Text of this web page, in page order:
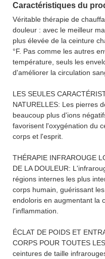
Caractéristiques du
Véritable thérapie de
douleur : avec le meilleur
plus élevée de la ceinture
°F. Pas comme les autres
température, seuls les
d'améliorer la circulation
LES SEULES
NATURELLES: Les pierres
beaucoup plus d'ions
favorisent l'oxygénation du
corps et l'esprit.
THÉRAPIE INFRAROUGE
DE LA DOULEUR:
régions internes les plus
corps humain, guérissant
endoloris en augmentant la
l'inflammation.
ÉCLAT DE POIDS ET
CORPS POUR TOUTES
ceintures de taille